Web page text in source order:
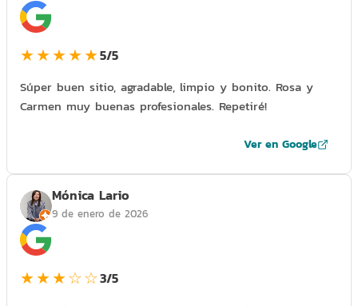
★★★★★5/5
Súper buen sitio, agradable, limpio y bonito. Rosa y
Carmen muy buenas profesionales. Repetiré!
Ver en Google
Mónica Lario
9 de enero de 2026
★★★☆☆3/5